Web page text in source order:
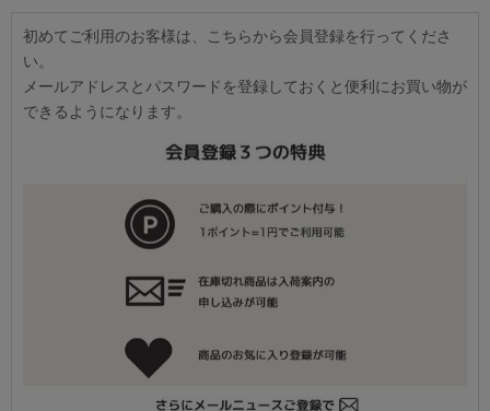
初めてご利用のお客様は、こちらから会員登録を行ってくださ
い。
メールアドレスとパスワードを登録しておくと便利にお買い物が
できるようになります。